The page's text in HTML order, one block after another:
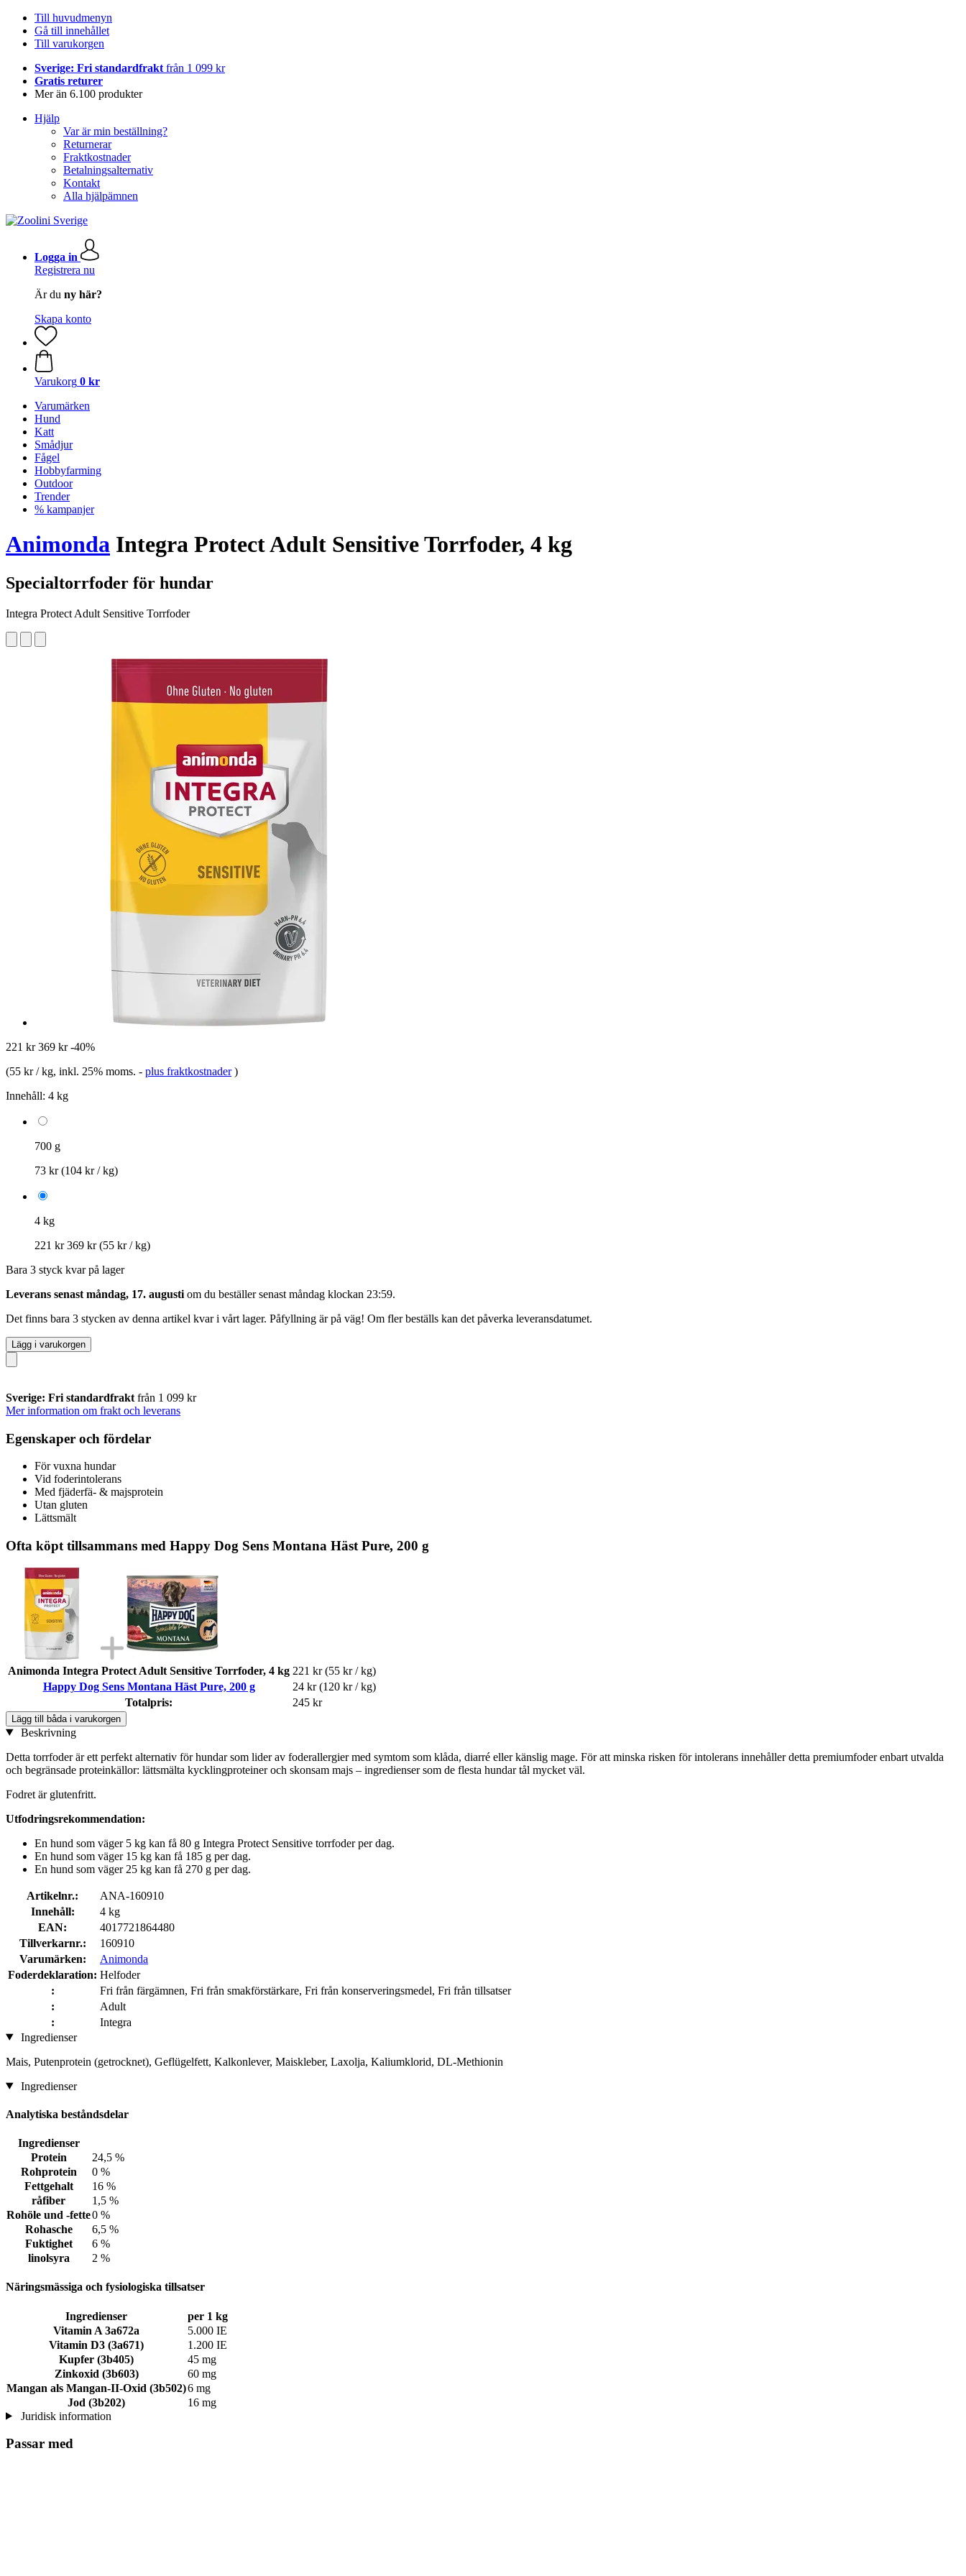
Till huvudmenyn
Gå till innehållet
Till varukorgen
Sverige: Fri standardfrakt från 1 099 kr
Gratis returer
Mer än 6.100 produkter
Hjälp
Var är min beställning?
Returnerar
Fraktkostnader
Betalningsalternativ
Kontakt
Alla hjälpämnen
Logga in
Registrera nu
Är du ny här?
Skapa konto
Varukorg 0 kr
Varumärken
Hund
Katt
Smådjur
Fågel
Hobbyfarming
Outdoor
Trender
% kampanjer
Animonda Integra Protect Adult Sensitive Torrfoder, 4 kg
Specialtorrfoder för hundar
Integra Protect Adult Sensitive Torrfoder
221 kr 369 kr -40%
(55 kr / kg, inkl. 25% moms. - plus fraktkostnader )
Innehåll: 4 kg
700 g
73 kr(104 kr / kg)
4 kg
221 kr369 kr (55 kr / kg)
Bara 3 styck kvar på lager
Leverans senast måndag, 17. augusti om du beställer senast måndag klockan 23:59.
Det finns bara 3 stycken av denna artikel kvar i vårt lager. Påfyllning är på väg! Om fler beställs kan det påverka leveransdatumet.
Lägg i varukorgen
Sverige: Fri standardfrakt från 1 099 kr
Mer information om frakt och leverans
Egenskaper och fördelar
För vuxna hundar
Vid foderintolerans
Med fjäderfä- & majsprotein
Utan gluten
Lättsmält
Ofta köpt tillsammans med Happy Dog Sens Montana Häst Pure, 200 g
Animonda Integra Protect Adult Sensitive Torrfoder, 4 kg 221 kr (55 kr / kg)
Happy Dog Sens Montana Häst Pure, 200 g
24 kr (120 kr / kg)
Totalpris:
245 kr
Lägg till båda i varukorgen
Beskrivning
Detta torrfoder är ett perfekt alternativ för hundar som lider av foderallergier med symtom som klåda, diarré eller känslig mage. För att minska risken för intolerans innehåller detta premiumfoder enbart utvalda
och begränsade proteinkällor: lättsmälta kycklingproteiner och skonsam majs – ingredienser som de flesta hundar tål mycket väl.
Fodret är glutenfritt.
Utfodringsrekommendation:
En hund som väger 5 kg kan få 80 g Integra Protect Sensitive torrfoder per dag.
En hund som väger 15 kg kan få 185 g per dag.
En hund som väger 25 kg kan få 270 g per dag.
Artikelnr.:
ANA-160910
Innehåll:
4 kg
EAN:
4017721864480
Tillverkarnr.:
160910
Varumärken:
Animonda
Foderdeklaration: Helfoder
:
Fri från färgämnen, Fri från smakförstärkare, Fri från konserveringsmedel, Fri från tillsatser
:
Adult
:
Integra
Ingredienser
Mais, Putenprotein (getrocknet), Geflügelfett, Kalkonlever, Maiskleber, Laxolja, Kaliumklorid, DL-Methionin
Ingredienser
Analytiska beståndsdelar
Ingredienser
Protein
24,5 %
Rohprotein
0 %
Fettgehalt
16 %
råfiber
1,5 %
Rohöle und -fette0 %
Rohasche
6,5 %
Fuktighet
6 %
linolsyra
2 %
Näringsmässiga och fysiologiska tillsatser
Ingredienser
per 1 kg
Vitamin A 3a672a
5.000 IE
Vitamin D3 (3a671)
1.200 IE
Kupfer (3b405)
45 mg
Zinkoxid (3b603)
60 mg
Mangan als Mangan-II-Oxid (3b502)6 mg
Jod (3b202)
16 mg
Juridisk information
Passar med